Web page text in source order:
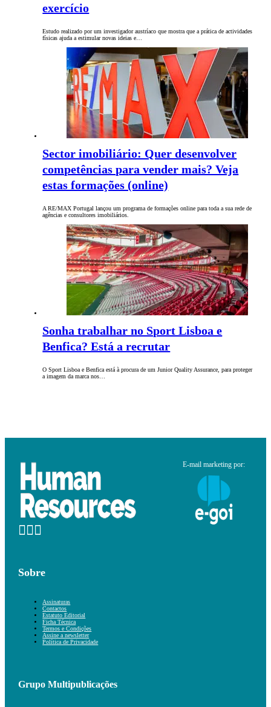
exercício
Estudo realizado por um investigador austríaco que mostra que a prática de actividades
físicas ajuda a estimular novas ideias e…
Sector imobiliário: Quer desenvolver
competências para vender mais? Veja
estas formações (online)
A RE/MAX Portugal lançou um programa de formações online para toda a sua rede de
agências e consultores imobiliários.
Sonha trabalhar no Sport Lisboa e
Benfica? Está a recrutar
O Sport Lisboa e Benfica está à procura de um Junior Quality Assurance, para proteger
a imagem da marca nos…
E-mail marketing por:
Sobre
Assinaturas
Contactos
Estatuto Editorial
Ficha Técnica
Termos e Condições
Assine a newsletter
Política de Privacidade
Grupo Multipublicações